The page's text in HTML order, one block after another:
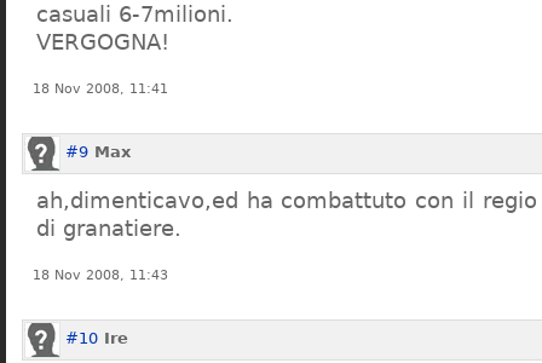
casuali 6-7milioni.
VERGOGNA!
18 Nov 2008, 11:41
#9 Max
ah,dimenticavo,ed ha combattuto con il
di granatiere.
18 Nov 2008, 11:43
#10 Ire